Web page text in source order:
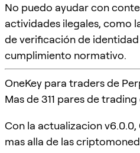
No puedo ayudar con
actividades ilegales, como
de verificación de identidad
cumplimiento normativo.
OneKey para traders de
Mas de 311 pares de
Con la actualizacion v6.0.0,
mas alla de las